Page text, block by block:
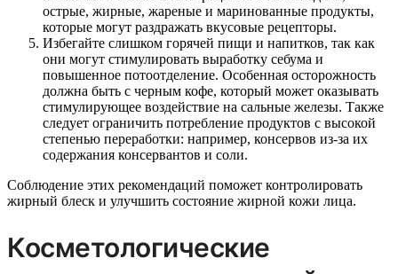
острые, жирные, жареные и маринованные продукты,
которые могут раздражать вкусовые рецепторы.
Избегайте слишком горячей пищи и напитков, так как
они могут стимулировать выработку себума и
повышенное потоотделение. Особенная осторожность
должна быть с черным кофе, который может оказывать
стимулирующее воздействие на сальные железы. Также
следует ограничить потребление продуктов с высокой
степенью переработки: например, консервов из-за их
содержания консервантов и соли.
Соблюдение этих рекомендаций поможет контролировать
жирный блеск и улучшить состояние жирной кожи лица.
Косметологические